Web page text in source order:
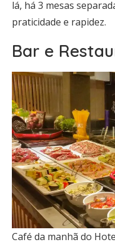
lá, há 3 mesas
praticidade e rapidez.
Bar e
Café da manhã do